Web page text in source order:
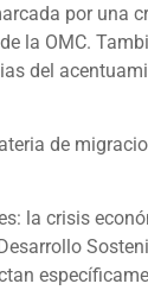
por una
la OMC.
del
de
la crisis